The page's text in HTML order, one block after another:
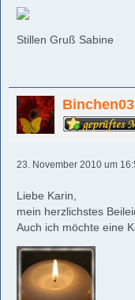
Stillen Gruß Sabine
Binchen03
23. November 2010 um
Liebe Karin,
mein herzlichstes
Auch ich möchte eine